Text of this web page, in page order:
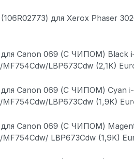
для Xerox Phaser
Canon 069 (С ЧИПОМ) Black
MF754Cdw/LBP673Cdw (2,1K)
Canon 069 (С ЧИПОМ) Cyan i-
MF754Cdw/LBP673Cdw (1,9K)
Canon 069 (С ЧИПОМ)
MF754Cdw/ LBP673Cdw (1,9K)